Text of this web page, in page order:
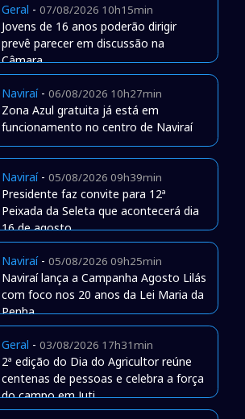
Geral - 07/08/2026 10h15min
Jovens de 16 anos poderão dirigir
prevê parecer em discussão na
Câmara
Naviraí- 06/08/2026 10h27min
Zona Azul gratuita já está em
funcionamento no centro de Naviraí
Naviraí- 05/08/2026 09h39min
Presidente faz convite para 12ª
Peixada da Seleta que acontecerá dia
16 de agosto
Naviraí- 05/08/2026 09h25min
Naviraí lança a Campanha Agosto Lilás
com foco nos 20 anos da Lei Maria da
Penha
Geral - 03/08/2026 17h31min
2ª edição do Dia do Agricultor reúne
centenas de pessoas e celebra a força
do campo em Juti